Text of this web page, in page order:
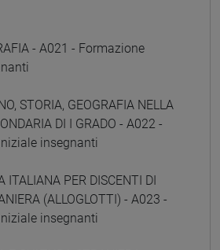
- A021 - Formazione
STORIA, GEOGRAFIA NELLA
DI I GRADO - A022 -
insegnanti
ITALIANA PER DISCENTI DI
(ALLOGLOTTI) - A023 -
insegnanti